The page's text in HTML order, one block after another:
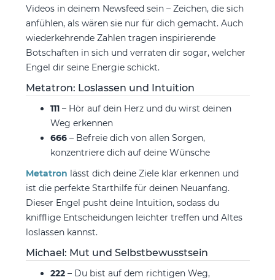
Videos in deinem Newsfeed sein – Zeichen, die sich
anfühlen, als wären sie nur für dich gemacht. Auch
wiederkehrende Zahlen tragen inspirierende
Botschaften in sich und verraten dir sogar, welcher
Engel dir seine Energie schickt.
Metatron: Loslassen und Intuition
111– Hör auf dein Herz und du wirst deinen
Weg erkennen
666 – Befreie dich von allen Sorgen,
konzentriere dich auf deine Wünsche
Metatron lässt dich deine Ziele klar erkennen und
ist die perfekte Starthilfe für deinen Neuanfang.
Dieser Engel pusht deine Intuition, sodass du
knifflige Entscheidungen leichter treffen und Altes
loslassen kannst.
Michael: Mut und Selbstbewusstsein
222 – Du bist auf dem richtigen Weg,